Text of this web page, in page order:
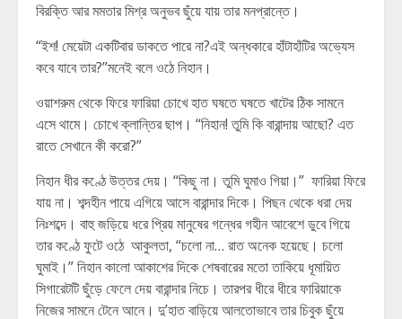
বিরক্তি আর মমতার মিশ্র অনুভব ছুঁয়ে যায় তার মনপ্রান্তে।
“ইশ! মেয়েটা একটিবার ডাকতে পারে না?এই অন্ধকারে হাঁটাহাঁটির অভ্যেস
কবে যাবে তার?”মনেই বলে ওঠে নিহান।
ওয়াশরুম থেকে ফিরে ফারিয়া চোখে হাত ঘষতে ঘষতে খাটের ঠিক সামনে
এসে থামে। চোখে ক্লান্তির ছাপ। “নিহান! তুমি কি বারান্দায় আছো? এত
রাতে সেখানে কী করো?”
নিহান ধীর কণ্ঠে উত্তর দেয়। “কিছু না। তুমি ঘুমাও গিয়া।” ফারিয়া ফিরে
যায় না। শব্দহীন পায়ে এগিয়ে আসে বারান্দার দিকে। পিছন থেকে ধরা দেয়
নিঃশব্দে। বাহু জড়িয়ে ধরে প্রিয় মানুষের গন্ধের গহীন আবেশে ডুবে গিয়ে
তার কণ্ঠে ফুটে ওঠে আকুলতা, “চলো না… রাত অনেক হয়েছে। চলো
ঘুমাই।” নিহান কালো আকাশের দিকে শেষবারের মতো তাকিয়ে ধূমায়িত
সিগারেটটি ছুঁড়ে ফেলে দেয় বারান্দার নিচে। তারপর ধীরে ধীরে ফারিয়াকে
নিজের সামনে টেনে আনে। দু’হাত বাড়িয়ে আলতোভাবে তার চিবুক ছুঁয়ে